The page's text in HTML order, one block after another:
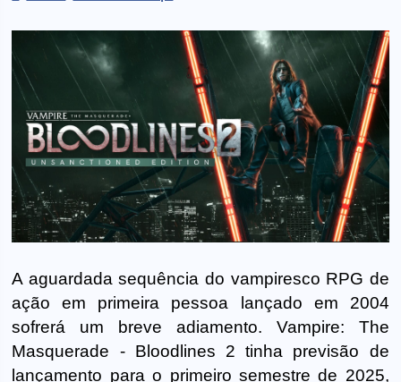
A aguardada sequência do vampiresco RPG de
ação em primeira pessoa lançado em 2004
sofrerá um breve adiamento. Vampire: The
Masquerade - Bloodlines 2 tinha previsão de
lançamento para o primeiro semestre de 2025,